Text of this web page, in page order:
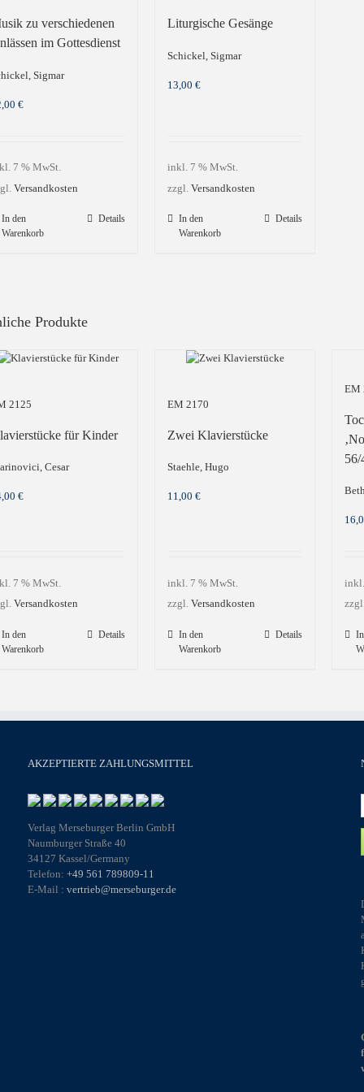
zu verschiedenen
im Gottesdienst
Sigmar
€
7 % MwSt.
Versandkosten
In den
Warenkorb
Details
Liturgische Gesänge
Schickel, Sigmar
13,00 €
inkl. 7 % MwSt.
zzgl. Versandkosten
In den
Warenkorb
Details
Produkte
2125
für Kinder
Cesar
€
7 % MwSt.
Versandkosten
In den
Warenkorb
Details
EM 2170
Zwei Klavierstücke
Staehle, Hugo
11,00 €
inkl. 7 % MwSt.
zzgl. Versandkosten
In den
Warenkorb
Details
EM
56/
AKZEPTIERTE ZAHLUNGSMITTEL
Verlag Merseburger Berlin GmbH
Naumburger Straße 40
34127 Kassel/Germany
Telefon: +49 561 789809-11
E-Mail : vertrieb@merseburger.de